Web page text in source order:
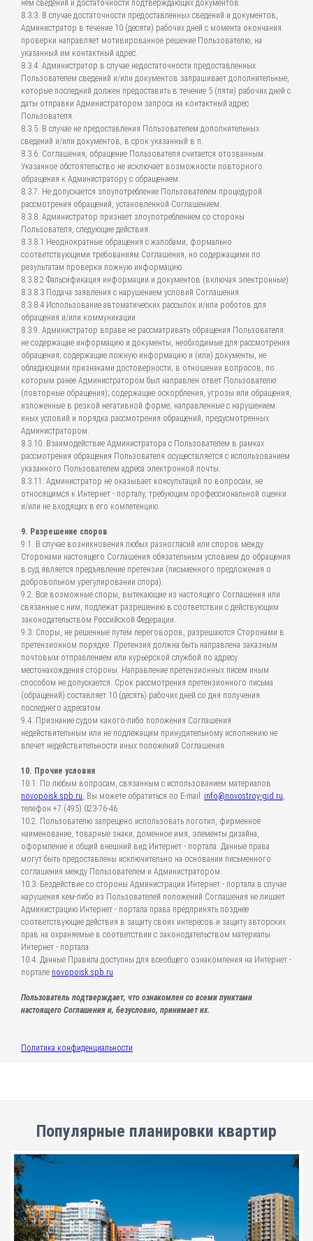
нем сведений и достаточности подтверждающих документов.
8.3.3. В случае достаточности предоставленных сведений и документов,
Администратор в течение 10 (десяти) рабочих дней с момента окончания
проверки направляет мотивированное решение Пользователю, на
указанный им контактный адрес.
8.3.4. Администратор в случае недостаточности предоставленных
Пользователем сведений и/или документов запрашивает дополнительные,
которые последний должен предоставить в течение 5 (пяти) рабочих дней с
даты отправки Администратором запроса на контактный адрес
Пользователя.
8.3.5. В случае не предоставления Пользователем дополнительных
сведений и/или документов, в срок указанный в п.
8.3.6. Соглашения, обращение Пользователя считается отозванным.
Указанное обстоятельство не исключает возможности повторного
обращения к Администратору с обращением.
8.3.7. Не допускается злоупотребление Пользователем процедурой
рассмотрения обращений, установленной Соглашением.
8.3.8. Администратор признает злоупотреблением со стороны
Пользователя, следующие действия:
8.3.8.1 Неоднократные обращения с жалобами, формально
соответствующими требованиям Соглашения, но содержащими по
результатам проверки ложную информацию.
8.3.8.2 Фальсификация информации и документов (включая электронные).
8.3.8.3 Подача заявления с нарушением условий Соглашения.
8.3.8.4 Использование автоматических рассылок и/или роботов для
обращения и/или коммуникации.
8.3.9. Администратор вправе не рассматривать обращения Пользователя:
не содержащие информацию и документы, необходимые для рассмотрения
обращения; содержащие ложную информацию и (или) документы, не
обладающими признаками достоверности; в отношении вопросов, по
которым ранее Администратором был направлен ответ Пользователю
(повторные обращения); содержащие оскорбления, угрозы или обращения,
изложенные в резкой негативной форме; направленные с нарушением
иных условий и порядка рассмотрения обращений, предусмотренных
Администратором.
8.3.10. Взаимодействие Администратора с Пользователем в рамках
рассмотрения обращения Пользователя осуществляется с использованием
указанного Пользователем адреса электронной почты.
8.3.11. Администратор не оказывает консультаций по вопросам, не
относящимся к Интернет - порталу, требующим профессиональной оценки
и/или не входящих в его компетенцию.
9. Разрешение споров
9.1. В случае возникновения любых разногласий или споров между
Сторонами настоящего Соглашения обязательным условием до обращения
в суд является предъявление претензии (письменного предложения о
добровольном урегулировании спора).
9.2. Все возможные споры, вытекающие из настоящего Соглашения или
связанные с ним, подлежат разрешению в соответствии с действующим
законодательством Российской Федерации.
9.3. Споры, не решенные путем переговоров, разрешаются Сторонами в
претензионном порядке. Претензия должна быть направлена заказным
почтовым отправлением или курьерской службой по адресу
местонахождения стороны. Направление претензионных писем иным
способом не допускается. Срок рассмотрения претензионного письма
(обращений) составляет 10 (десять) рабочих дней со дня получения
последнего адресатом.
9.4. Признание судом какого-либо положения Соглашения
недействительным или не подлежащим принудительному исполнению не
влечет недействительности иных положений Соглашения.
10. Прочие условия
10.1. По любым вопросам, связанным с использованием материалов
novopoisk.spb.ru, Вы можете обратиться по E-mail: info@novostroy-gid.ru,
телефон +7 (495) 023-76-46.
10.2. Пользователю запрещено использовать логотип, фирменное
наименование, товарные знаки, доменное имя, элементы дизайна,
оформление и общий внешний вид Интернет - портала. Данные права
могут быть предоставлены исключительно на основании письменного
соглашения между Пользователем и Администратором.
10.3. Бездействие со стороны Администрации Интернет - портала в случае
нарушения кем-либо из Пользователей положений Соглашения не лишает
Администрацию Интернет - портала права предпринять позднее
соответствующие действия в защиту своих интересов и защиту авторских
прав на охраняемые в соответствии с законодательством материалы
Интернет - портала.
10.4. Данные Правила доступны для всеобщего ознакомления на Интернет -
портале novopoisk.spb.ru.
Пользователь подтверждает, что ознакомлен со всеми пунктами
настоящего Соглашения и, безусловно, принимает их.
Политика конфиденциальности
Популярные планировки квартир